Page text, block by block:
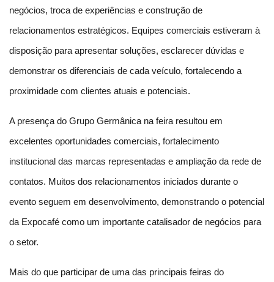
negócios, troca de experiências e construção de
relacionamentos estratégicos. Equipes comerciais estiveram à
disposição para apresentar soluções, esclarecer dúvidas e
demonstrar os diferenciais de cada veículo, fortalecendo a
proximidade com clientes atuais e potenciais.
A presença do Grupo Germânica na feira resultou em
excelentes oportunidades comerciais, fortalecimento
institucional das marcas representadas e ampliação da rede de
contatos. Muitos dos relacionamentos iniciados durante o
evento seguem em desenvolvimento, demonstrando o potencial
da Expocafé como um importante catalisador de negócios para
o setor.
Mais do que participar de uma das principais feiras do